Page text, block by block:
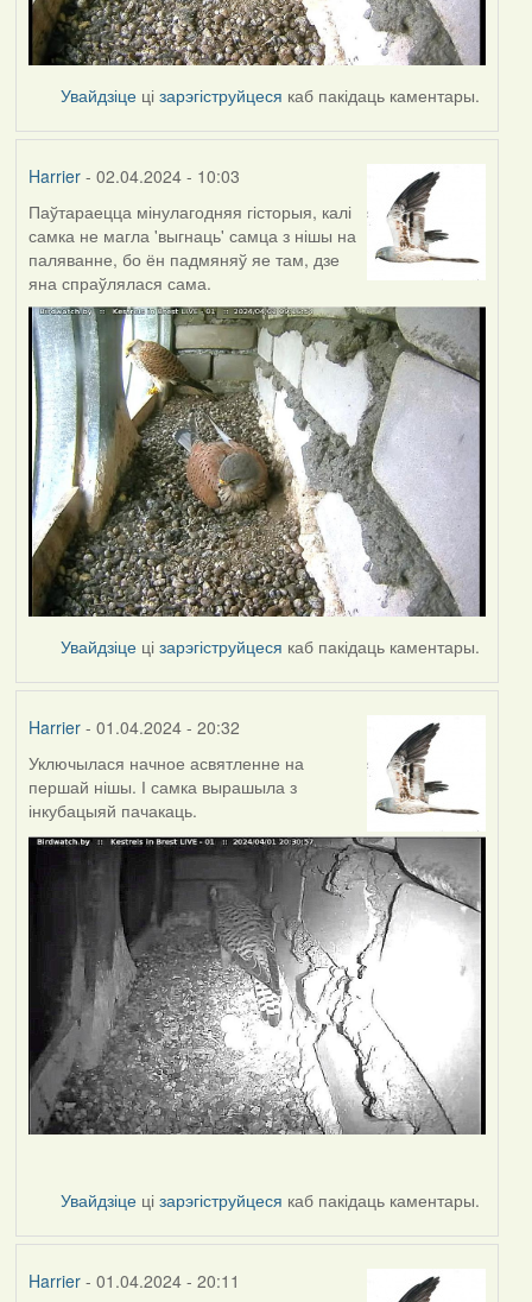
Увайдзіце цізарэгіструйцеся каб пакідаць каментары.
Harrier- 02.04.2024 - 10:03
Паўтараецца мінулагодняя гісторыя, калі
самка не магла 'выгнаць' самца з нішы на
паляванне, бо ён падмяняў яе там, дзе
яна спраўлялася сама.
Увайдзіце цізарэгіструйцеся каб пакідаць каментары.
Harrier- 01.04.2024 - 20:32
Уключылася начное асвятленне на
першай нішы. І самка вырашыла з
інкубацыяй пачакаць.
Увайдзіце цізарэгіструйцеся каб пакідаць каментары.
Harrier- 01.04.2024 - 20:11